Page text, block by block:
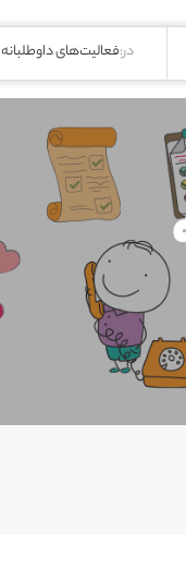
در:فعالیت‌های داوطلبانه